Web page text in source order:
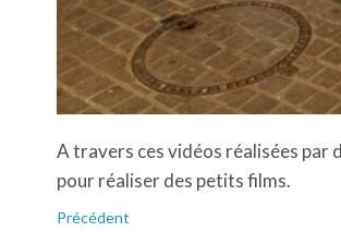
A travers ces vidéos réalisées
pour réaliser des petits films.
Précédent